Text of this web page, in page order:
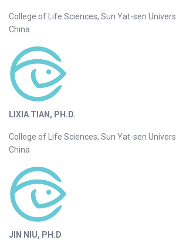
College of Life Sciences, Sun Yat-sen
China
LIXIA TIAN, PH.D.
College of Life Sciences, Sun Yat-sen
China
JIN NIU, PH.D